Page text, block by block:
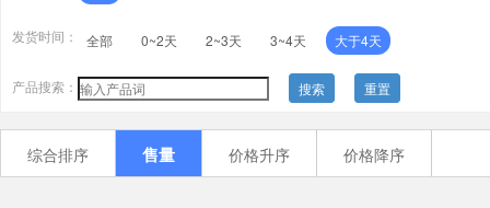
发货时间： 全部 0~2天 2~3天 3~4天 大于4天
产品搜索： 搜索 重置
综合排序 售量 价格升序 价格降序